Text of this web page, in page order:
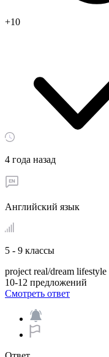
+10
4 года назад
Английский язык
5 - 9 классы
project real/dream
10-12 предложений​
Смотреть ответ